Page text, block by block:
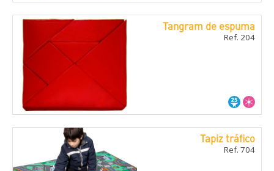
Tangram de espuma
Ref. 204
Tapiz tráfico
Ref. 704